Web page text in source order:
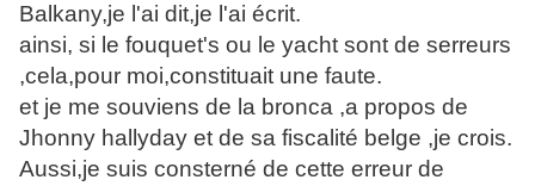
Balkany,je l'ai dit,je l'ai écrit.
ainsi, si le fouquet's ou le yacht sont de serreurs
,cela,pour moi,constituait une faute.
et je me souviens de la bronca ,a propos de
Jhonny hallyday et de sa fiscalité belge ,je crois.
Aussi,je suis consterné de cette erreur de